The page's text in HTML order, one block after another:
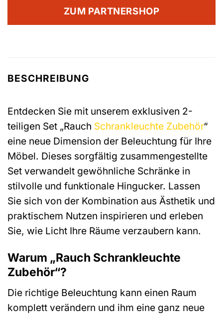
ZUM PARTNERSHOP
BESCHREIBUNG
Entdecken Sie mit unserem exklusiven 2-
teiligen Set „Rauch Schrankleuchte Zubehör“
eine neue Dimension der Beleuchtung für Ihre
Möbel. Dieses sorgfältig zusammengestellte
Set verwandelt gewöhnliche Schränke in
stilvolle und funktionale Hingucker. Lassen
Sie sich von der Kombination aus Ästhetik und
praktischem Nutzen inspirieren und erleben
Sie, wie Licht Ihre Räume verzaubern kann.
Warum „Rauch Schrankleuchte
Zubehör“?
Die richtige Beleuchtung kann einen Raum
komplett verändern und ihm eine ganz neue